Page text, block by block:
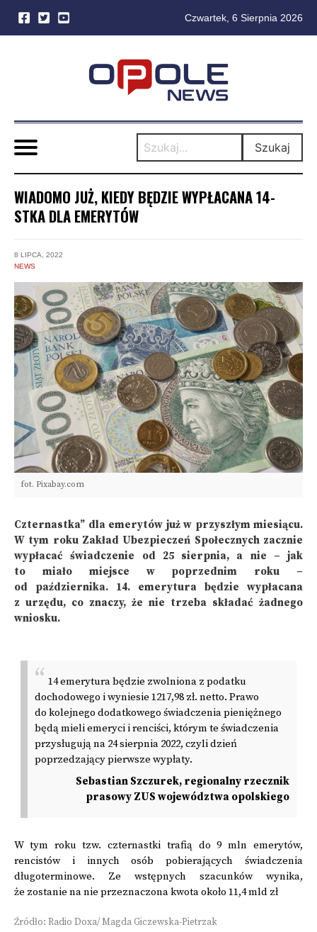
Czwartek, 6 Sierpnia 2026
Szukaj
WIADOMO JUŻ, KIEDY BĘDZIE WYPŁACANA 14-
STKA DLA EMERYTÓW
8 LIPCA, 2022
NEWS
fot. Pixabay.com
Czternastka” dla emerytów już w przyszłym miesiącu.
W tym roku Zakład Ubezpieczeń Społecznych zacznie
wypłacać świadczenie od 25 sierpnia, a nie – jak
to miało miejsce w poprzednim roku –
od października. 14. emerytura będzie wypłacana
z urzędu, co znaczy, że nie trzeba składać żadnego
wniosku.
14 emerytura będzie zwolniona z podatku
dochodowego i wyniesie 1217,98 zł. netto. Prawo
do kolejnego dodatkowego świadczenia pieniężnego
będą mieli emeryci i renciści, którym te świadczenia
przysługują na 24 sierpnia 2022, czyli dzień
poprzedzający pierwsze wypłaty.
Sebastian Szczurek, regionalny rzecznik
prasowy ZUS województwa opolskiego
W tym roku tzw. czternastki trafią do 9 mln emerytów,
rencistów i innych osób pobierających świadczenia
długoterminowe. Ze wstępnych szacunków wynika,
że zostanie na nie przeznaczona kwota około 11,4 mld zł
Źródło: Radio Doxa/ Magda Giczewska-Pietrzak